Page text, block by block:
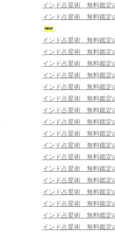
インド占星術 無料鑑定
インド占星術 無料鑑定
インド占星術 無料鑑
インド占星術 無料鑑
インド占星術 無料鑑
インド占星術 無料鑑
インド占星術 無料鑑
インド占星術 無料鑑
インド占星術 無料鑑
インド占星術 無料鑑
インド占星術 無料鑑
インド占星術 無料鑑
インド占星術 無料鑑
インド占星術 無料鑑
インド占星術 無料鑑
インド占星術 無料鑑
インド占星術 無料鑑
インド占星術 無料鑑
インド占星術 無料鑑